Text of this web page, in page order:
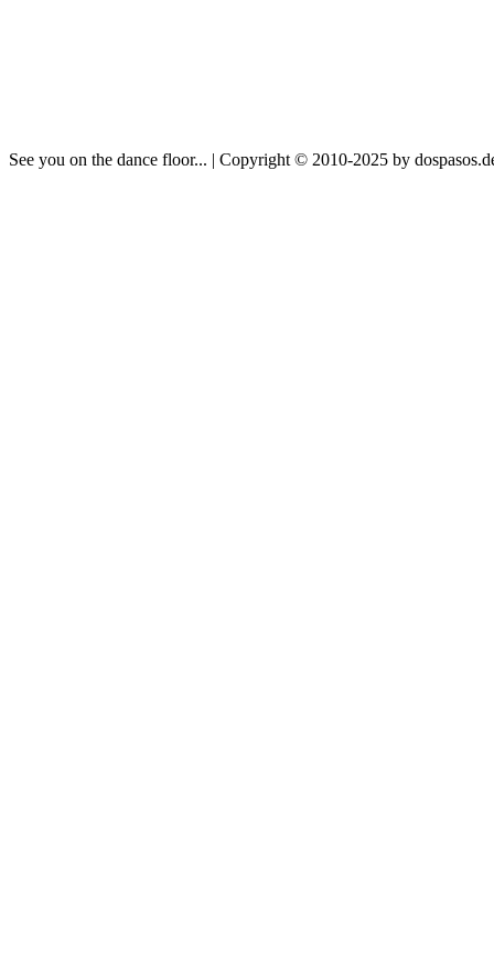
See you on the dance floor... | Copyright © 2010-2025 by